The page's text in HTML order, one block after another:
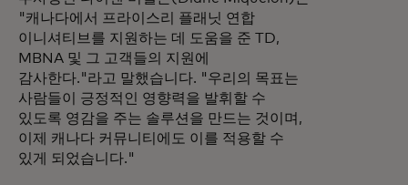
"캐나다에서 프라이스리 플래닛 연합
이니셔티브를 지원하는 데 도움을 준 TD,
MBNA 및 그 고객들의 지원에
감사한다."라고 말했습니다. "우리의 목표는
사람들이 긍정적인 영향력을 발휘할 수
있도록 영감을 주는 솔루션을 만드는 것이며,
이제 캐나다 커뮤니티에도 이를 적용할 수
있게 되었습니다."